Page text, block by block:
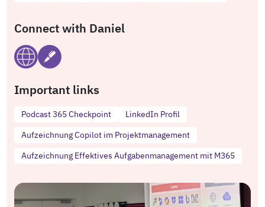
Connect with Daniel
Important links
Podcast 365 Checkpoint
LinkedIn Profil
Aufzeichnung Copilot im Projektmanagement
Aufzeichnung Effektives Aufgabenmanagement mit M365